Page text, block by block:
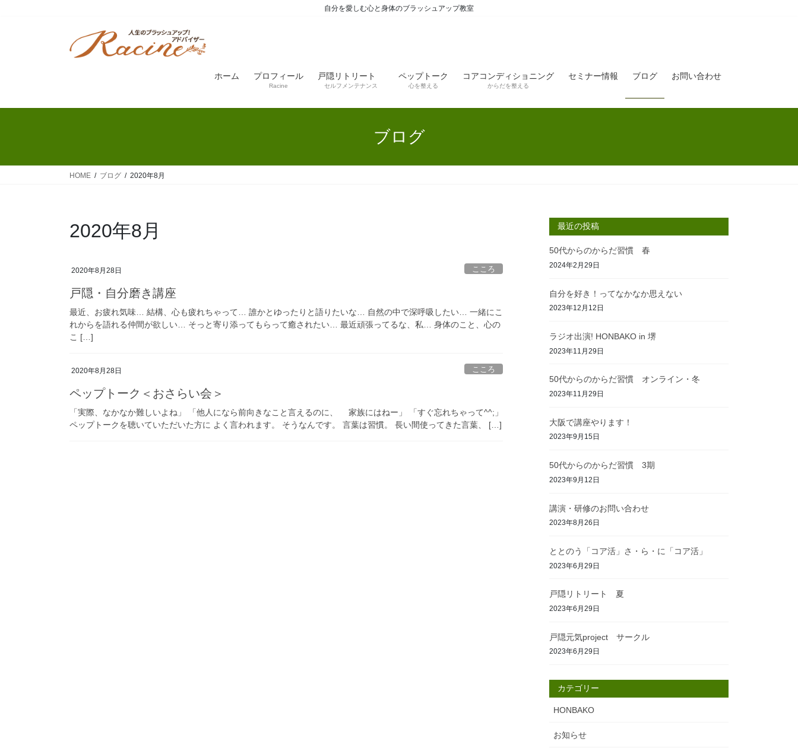
自分を愛しむ心と身体のブラッシュアップ教室
ス
ン
ホーム プロフィール
Racine
戸隠リトリート
セルフメンテナンス
ペップトーク
心を整える
コアコンディショニング
からだを整える
セミナー情報 ブログ お問い合わせ
ブログ
HOME ブログ 2020年8月
2020年8月
2020年8月28日 こころ
戸隠・自分磨き講座
最近、お疲れ気味… 結構、心も疲れちゃって… 誰かとゆったりと語りたいな… 自然の中で深呼吸したい… 一緒にこ
れからを語れる仲間が欲しい… そっと寄り添ってもらって癒されたい… 最近頑張ってるな、私… 身体のこと、心の
こ […]
2020年8月28日 こころ
ペップトーク＜おさらい会＞
「実際、なかなか難しいよね」 「他人になら前向きなこと言えるのに、 家族にはねー」 「すぐ忘れちゃって^^;」
ペップトークを聴いていただいた方に よく言われます。 そうなんです。 言葉は習慣。 長い間使ってきた言葉、 […]
最近の投稿
50代からのからだ習慣 春
2024年2月29日
自分を好き！ってなかなか思えない
2023年12月12日
ラジオ出演! HONBAKO in 堺
2023年11月29日
50代からのからだ習慣 オンライン・冬
2023年11月29日
大阪で講座やります！
2023年9月15日
50代からのからだ習慣 3期
2023年9月12日
講演・研修のお問い合わせ
2023年8月26日
ととのう「コア活」さ・ら・に「コア活」
2023年6月29日
戸隠リトリート 夏
2023年6月29日
戸隠元気project サークル
2023年6月29日
カテゴリー
HONBAKO
お知らせ